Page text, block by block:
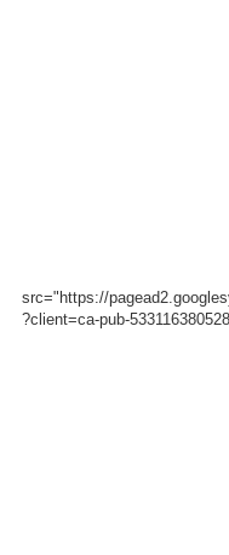
src="https://
?client=ca-pub-